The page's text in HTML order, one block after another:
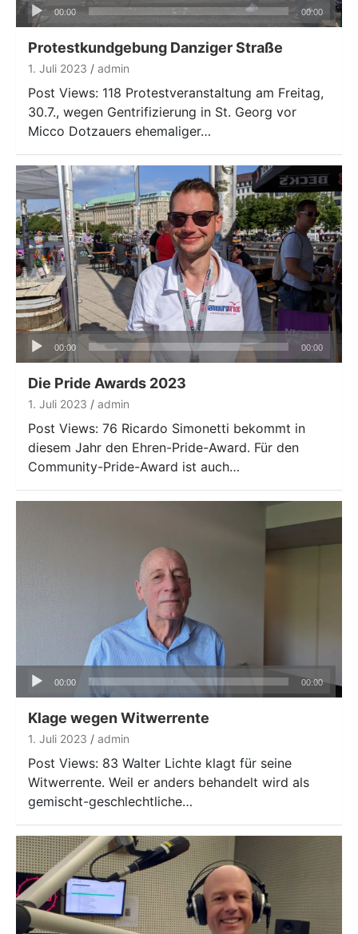
Audio-
Player
00:00 00:00
Protestkundgebung Danziger Straße
1. Juli 2023 admin
Post Views: 118 Protestveranstaltung am Freitag,
30.7., wegen Gentrifizierung in St. Georg vor
Micco Dotzauers ehemaliger…
Audio-
Player
00:00 00:00
Die Pride Awards 2023
1. Juli 2023 admin
Post Views: 76 Ricardo Simonetti bekommt in
diesem Jahr den Ehren-Pride-Award. Für den
Community-Pride-Award ist auch…
Audio-
Player
00:00 00:00
Klage wegen Witwerrente
1. Juli 2023 admin
Post Views: 83 Walter Lichte klagt für seine
Witwerrente. Weil er anders behandelt wird als
gemischt-geschlechtliche…